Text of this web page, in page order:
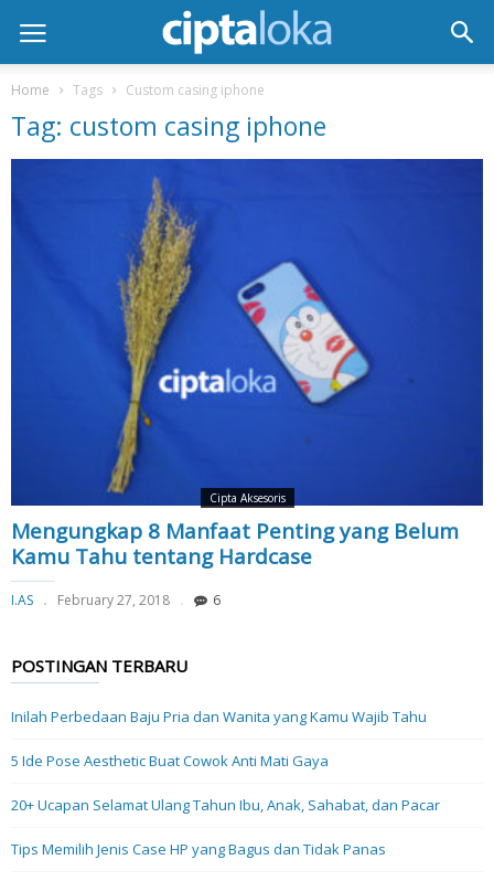
Home Tags Custom casing iphone
Tag: custom casing iphone
Cipta Aksesoris
Mengungkap 8 Manfaat Penting yang Belum
Kamu Tahu tentang Hardcase
I.AS February 27, 2018 6
POSTINGAN TERBARU
Inilah Perbedaan Baju Pria dan Wanita yang Kamu Wajib Tahu
5 Ide Pose Aesthetic Buat Cowok Anti Mati Gaya
20+ Ucapan Selamat Ulang Tahun Ibu, Anak, Sahabat, dan Pacar
Tips Memilih Jenis Case HP yang Bagus dan Tidak Panas